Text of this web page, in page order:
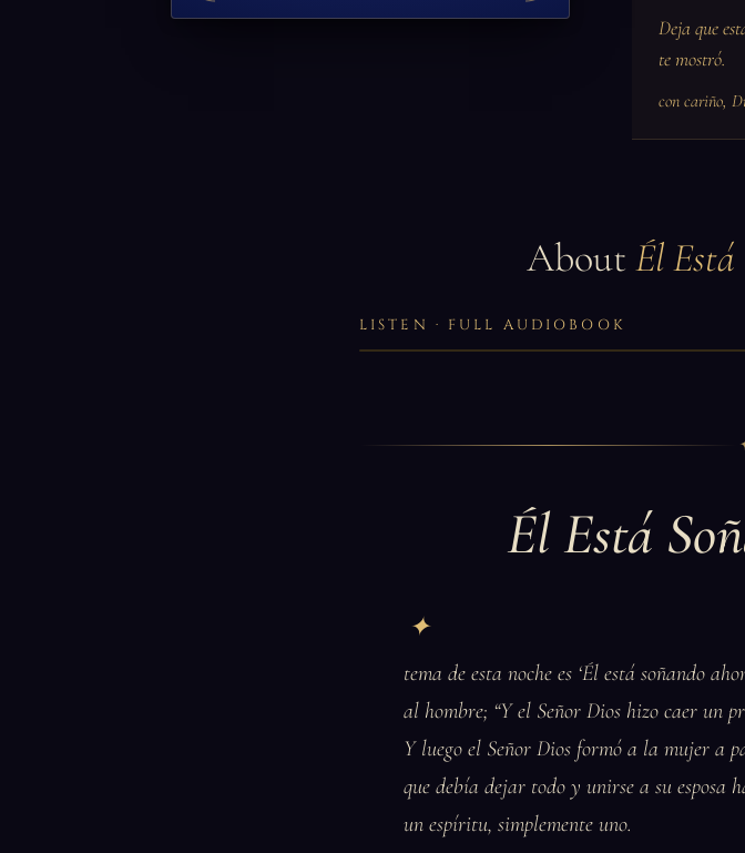
Deja que
te mostró.
con cariño,
About Él
LISTEN · FULL AUDIOBOOK
Él Está
tema de esta noche es ‘Él está soñando
al hombre; “Y el Señor Dios hizo caer un
Y luego el Señor Dios formó a la mujer a
que debía dejar todo y unirse a su esposa
un espíritu, simplemente uno.